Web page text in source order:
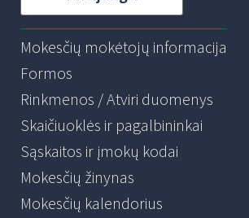
Mokesčių mokėtojų informacija
Formos
Rinkmenos / Atviri duomenys
Skaičiuoklės ir pagalbininkai
Sąskaitos ir įmokų kodai
Mokesčių žinynas
Mokesčių kalendorius